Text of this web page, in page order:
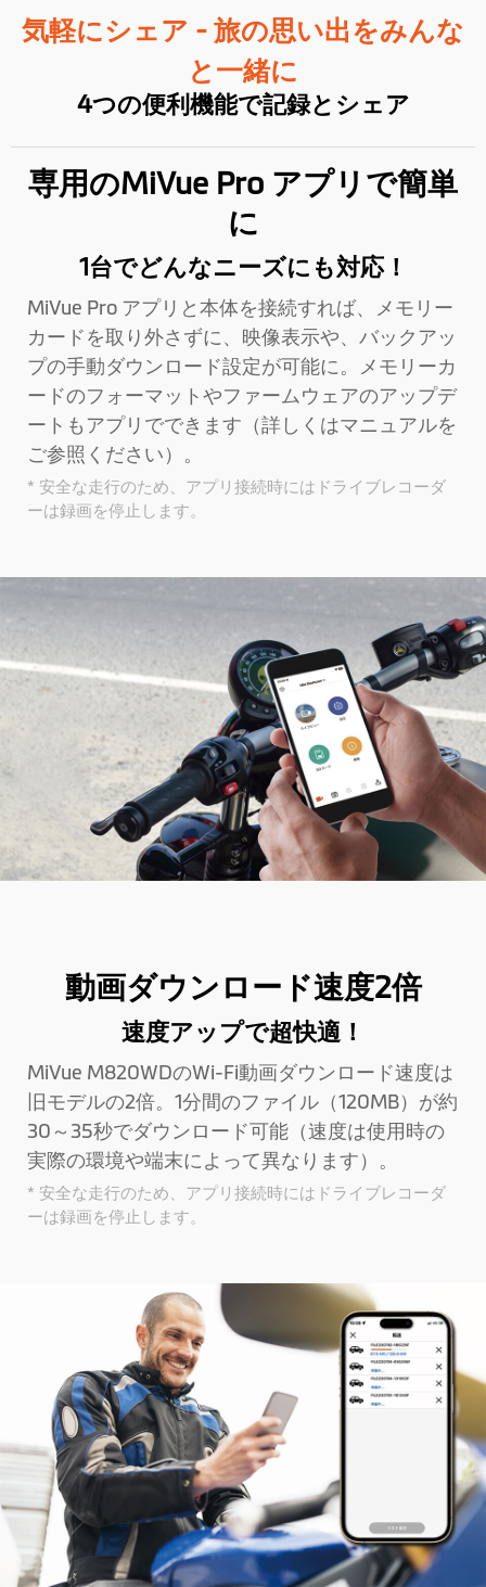
気軽にシェア - 旅の思い出をみんな
と一緒に
4つの便利機能で記録とシェア
専用のMiVue Pro アプリで簡単
に
1台でどんなニーズにも対応！
MiVue Pro アプリと本体を接続すれば、メモリー
カードを取り外さずに、映像表示や、バックアッ
プの手動ダウンロード設定が可能に。メモリーカ
ードのフォーマットやファームウェアのアップデ
ートもアプリでできます（詳しくはマニュアルを
ご参照ください）。
* 安全な走行のため、アプリ接続時にはドライブレコーダ
ーは録画を停止します。
動画ダウンロード速度2倍
速度アップで超快適！
MiVue M820WDのWi-Fi動画ダウンロード速度は
旧モデルの2倍。1分間のファイル（120MB）が約
30～35秒でダウンロード可能（速度は使用時の
実際の環境や端末によって異なります）。
* 安全な走行のため、アプリ接続時にはドライブレコーダ
ーは録画を停止します。